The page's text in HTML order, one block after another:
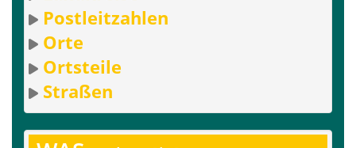
Postleitzahlen
Orte
Ortsteile
Straßen